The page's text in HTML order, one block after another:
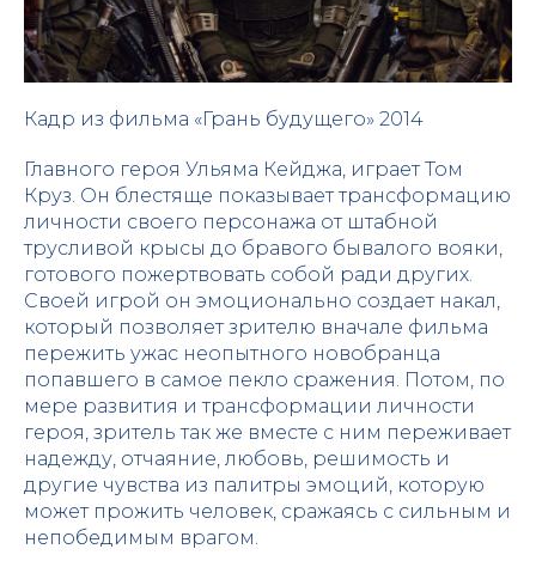
Кадр из фильма «Грань будущего» 2014
Главного героя Ульяма Кейджа, играет Том
Круз. Он блестяще показывает трансформацию
личности своего персонажа от штабной
трусливой крысы до бравого бывалого вояки,
готового пожертвовать собой ради других.
Своей игрой он эмоционально создает накал,
который позволяет зрителю вначале фильма
пережить ужас неопытного новобранца
попавшего в самое пекло сражения. Потом, по
мере развития и трансформации личности
героя, зритель так же вместе с ним переживает
надежду, отчаяние, любовь, решимость и
другие чувства из палитры эмоций, которую
может прожить человек, сражаясь с сильным и
непобедимым врагом.